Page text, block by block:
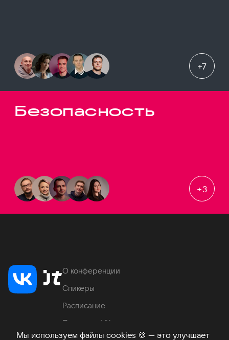
Мы используем файлы cookies 🍪 — это улучшает
+7
Безопасность
+3
О конференции
Спикеры
Расписание
Продукты VK